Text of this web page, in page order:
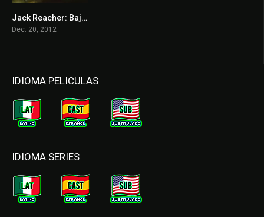
7Jack Reacher: Bajo la mira
Dec. 20, 2012
IDIOMA PELICULAS
IDIOMA SERIES